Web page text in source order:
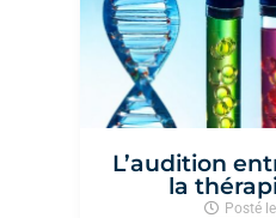
L’audition
la
Posté le